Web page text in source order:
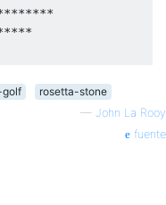
golf
rosetta-stone
— John La Rooy
fuente